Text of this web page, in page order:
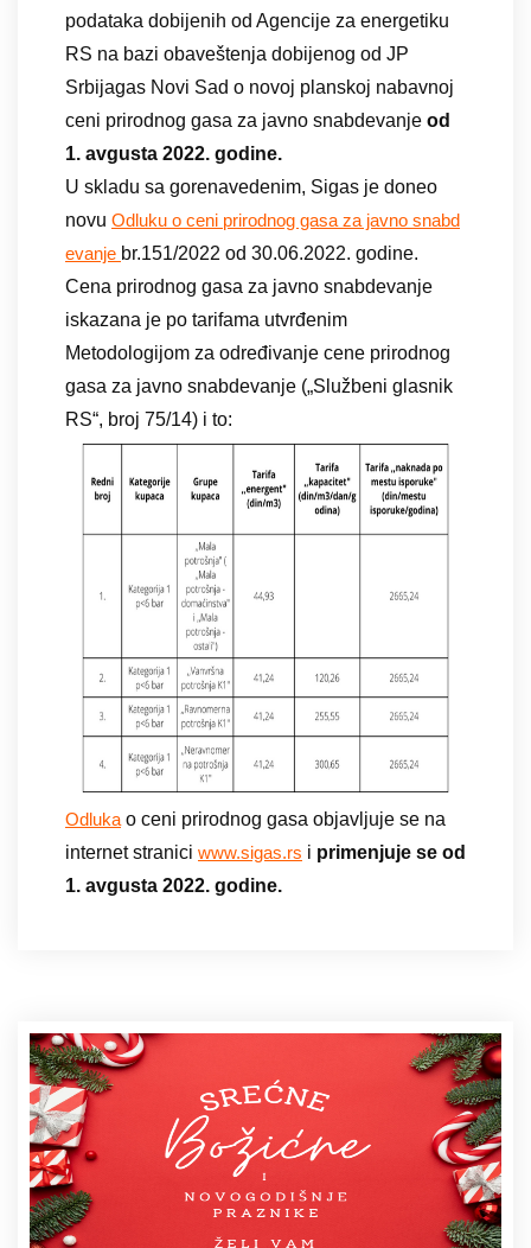
podataka dobijenih od Agencije za energetiku
RS na bazi obaveštenja dobijenog od JP
Srbijagas Novi Sad o novoj planskoj nabavnoj
ceni prirodnog gasa za javno snabdevanje od
1. avgusta 2022. godine.
U skladu sa gorenavedenim, Sigas je doneo
novu Odluku o ceni prirodnog gasa za javno snabd
evanje br.151/2022 od 30.06.2022. godine.
Cena prirodnog gasa za javno snabdevanje
iskazana je po tarifama utvrđenim
Metodologijom za određivanje cene prirodnog
gasa za javno snabdevanje („Službeni glasnik
RS“, broj 75/14) i to:
Odluka o ceni prirodnog gasa objavljuje se na
internet stranici www.sigas.rs i primenjuje se od
1. avgusta 2022. godine.